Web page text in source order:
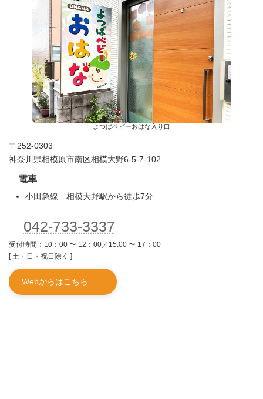
よつばベビーおはな入り口
〒252-0303
神奈川県相模原市南区相模大野6-5-7-102
電車
小田急線 相模大野駅から徒歩7分
042-733-3337
受付時間：10：00 〜 12：00／15:00 〜 17：00
[ 土・日・祝日除く ]
Webからはこちら